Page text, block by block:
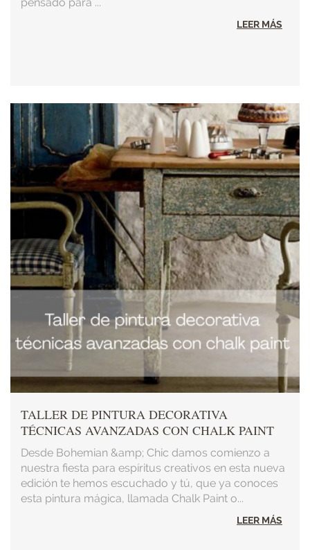
LEER MÁS
TALLER DE PINTURA DECORATIVA
TÉCNICAS AVANZADAS CON CHALK PAINT
Desde Bohemian &amp; Chic damos comienzo a
nuestra fiesta para espíritus creativos en esta nueva
edición te hemos escuchado y tú, que ya conoces
esta pintura mágica, llamada Chalk Paint o...
LEER MÁS